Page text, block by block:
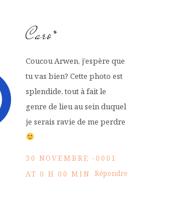
Caro*
Coucou Arwen, j’espère que
tu vas bien? Cette photo est
splendide, tout à fait le
genre de lieu au sein duquel
je serais ravie de me perdre
30 NOVEMBRE -0001
AT 0 H 00 MIN Répondre